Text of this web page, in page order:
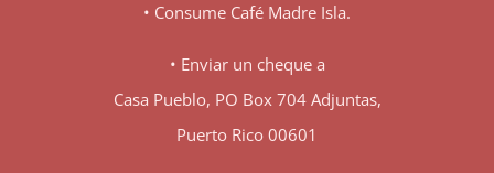
• Consume Café Madre Isla.
• Enviar un cheque a
Casa Pueblo, PO Box 704 Adjuntas,
Puerto Rico 00601